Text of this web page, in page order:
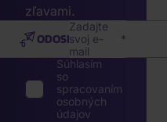
zľavami.
Zadajte
svoj e-
mail
ODOSLAŤ
Súhlasím
so
spracovaním
osobných
údajov